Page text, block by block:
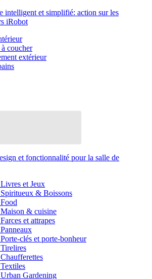
intelligent et simplifié: action sur les
iRobot
coucher
extérieur
et fonctionnalité pour la salle de
et Jeux
& Boissons
& cuisine
et attrapes
clés et porte-bonheur
Gardening